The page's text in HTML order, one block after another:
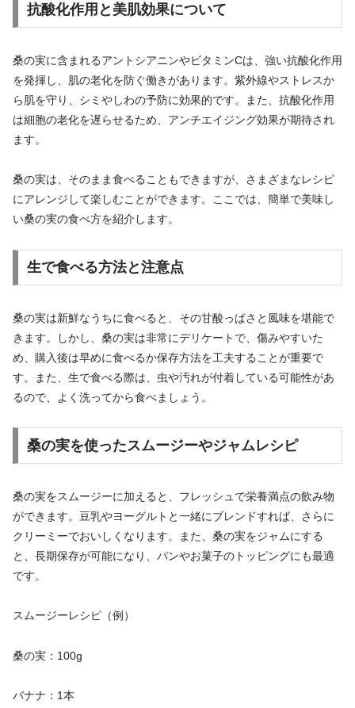
抗酸化作用と美肌効果について
桑の実に含まれるアントシアニンやビタミンCは、強い抗酸化作用
を発揮し、肌の老化を防ぐ働きがあります。紫外線やストレスか
ら肌を守り、シミやしわの予防に効果的です。また、抗酸化作用
は細胞の老化を遅らせるため、アンチエイジング効果が期待され
ます。
桑の実は、そのまま食べることもできますが、さまざまなレシピ
にアレンジして楽しむことができます。ここでは、簡単で美味し
い桑の実の食べ方を紹介します。
生で食べる方法と注意点
桑の実は新鮮なうちに食べると、その甘酸っぱさと風味を堪能で
きます。しかし、桑の実は非常にデリケートで、傷みやすいた
め、購入後は早めに食べるか保存方法を工夫することが重要で
す。また、生で食べる際は、虫や汚れが付着している可能性があ
るので、よく洗ってから食べましょう。
桑の実を使ったスムージーやジャムレシピ
桑の実をスムージーに加えると、フレッシュで栄養満点の飲み物
ができます。豆乳やヨーグルトと一緒にブレンドすれば、さらに
クリーミーでおいしくなります。また、桑の実をジャムにする
と、長期保存が可能になり、パンやお菓子のトッピングにも最適
です。
スムージーレシピ（例）
桑の実：100g
バナナ：1本